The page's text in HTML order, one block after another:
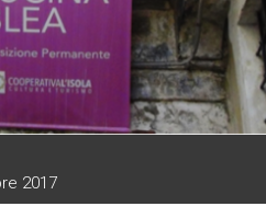
2017